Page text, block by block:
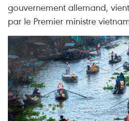
gouvernement allemand,
par le Premier ministre